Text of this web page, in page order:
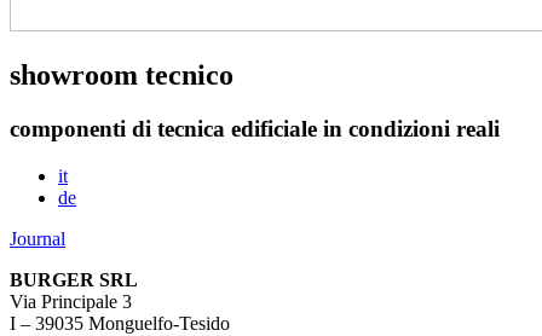
showroom tecnico
componenti di tecnica edificiale in condizioni reali
it
de
Journal
BURGER SRL
Via Principale 3
I – 39035 Monguelfo-Tesido